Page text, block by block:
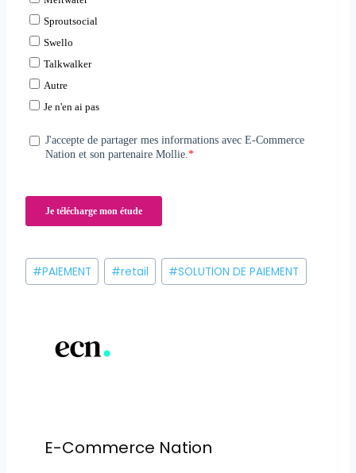
Étiquettes
de
#PAIEMENT #retail #SOLUTION DE PAIEMENT
E-Commerce Nation